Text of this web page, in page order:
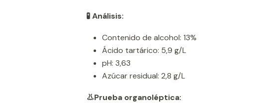
🧪 Análisis:
Contenido de alcohol: 13%
Ácido tartárico: 5,9 g/L
pH: 3,63
Azúcar residual: 2,8 g/L
👃Prueba organoléptica: